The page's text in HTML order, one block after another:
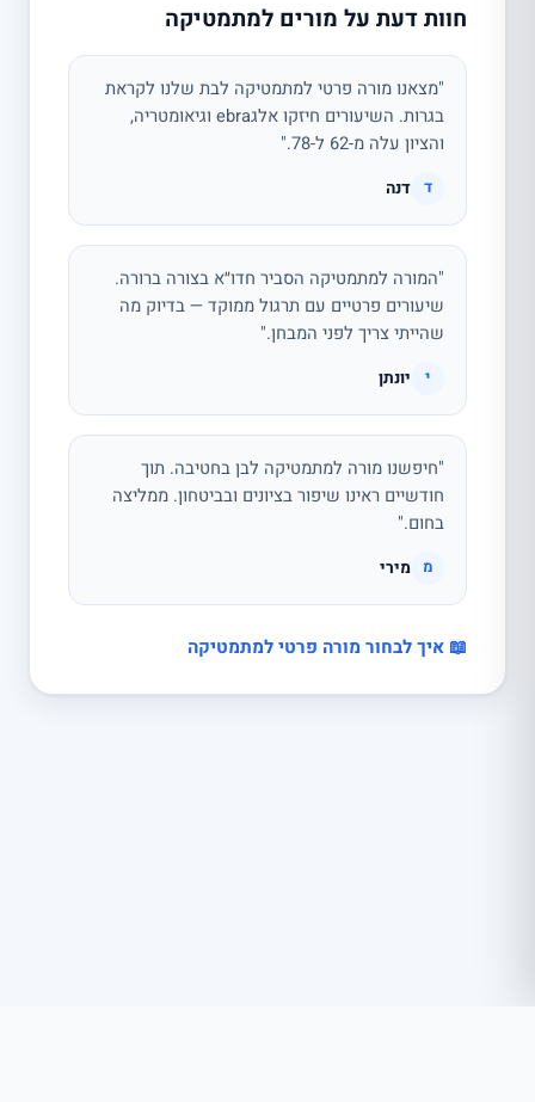
חוות דעת על מורים למתמטיקה
"מצאנו מורה פרטי למתמטיקה לבת שלנו לקראת
בגרות. השיעורים חיזקו אלגebra וגיאומטריה,
והציון עלה מ-62 ל-78."
ד דנה
"המורה למתמטיקה הסביר חדו״א בצורה ברורה.
שיעורים פרטיים עם תרגול ממוקד — בדיוק מה
שהייתי צריך לפני המבחן."
י יונתן
"חיפשנו מורה למתמטיקה לבן בחטיבה. תוך
חודשיים ראינו שיפור בציונים ובביטחון. ממליצה
בחום."
מ מירי
📖 איך לבחור מורה פרטי למתמטיקה